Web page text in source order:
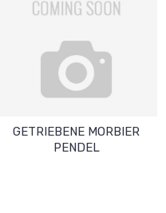
GETRIEBENE MORBIER
PENDEL